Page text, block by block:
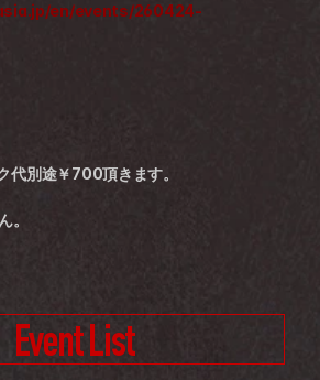
en/events/260424-
代別途￥700頂きます。
。
Event List